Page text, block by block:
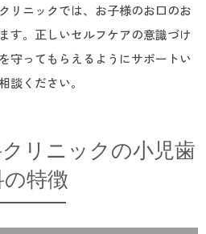
リニックでは、お子様のお口のお
す。正しいセルフケアの意識づけ
守ってもらえるようにサポートい
談ください。
リニックの小児歯
の特徴